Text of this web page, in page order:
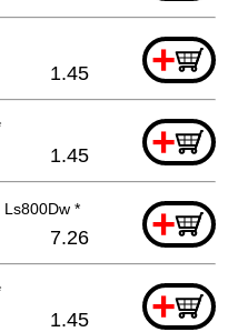
+
1.45
+
1.45
* +
7.26
+
1.45